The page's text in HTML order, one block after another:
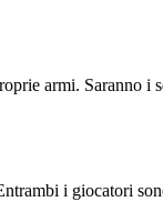
armi. Saranno
i giocatori